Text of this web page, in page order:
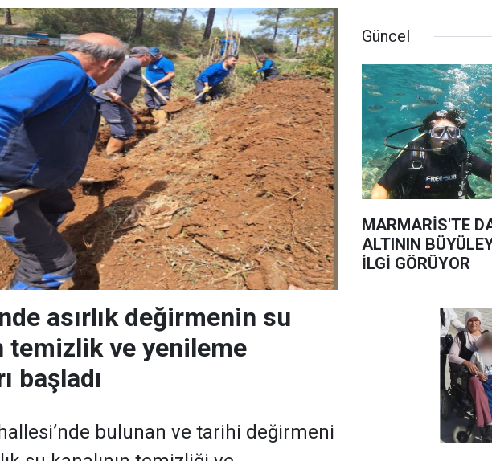
asırlık değirmenin su
temizlik ve yenileme
başladı
bulunan ve tarihi değirmeni
Güncel
MARMARİS'TE
ALTININ
İLGİ GÖRÜYOR